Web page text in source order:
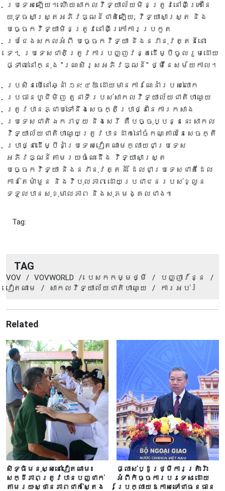
ប្រទេសឡើយ។ ហើយសាកលវិទ្យាល័យមិនត្រូវនៅពីក្រៅនៃ
យុទ្ធសាស្ត្រអភិវឌ្ឍន៍ជាតិឡើយ; វិទ្យាសាស្ត្រ និង
បច្ចេកវិទ្យាមិនត្រូវនៅពីក្រៅការប្រកួត
ប្រជែងសកលអំពី បច្ចេកវិទ្យា និងនវានុវត្តន៍នោះ
ទេ។ ប្រទេសជាតិត្រូវការបញ្ញវន្តដើម្បីចូលរួមដោយ
ផ្ទាល់នៅក្នុង "រណសិរ្សអភិវឌ្ឍន៍" ថ្មីនៃសម័យកាល។
ប្រសិនបើនៅឆ្នាំ ១៩៤៥ ដោយមានការណែនាំរបស់លោក
ប្រធានហូជីមិញ តួនាទីរបស់សាកលវិទ្យាល័យជាតិហាណូយ
ត្រូវបានភ្ជាប់ទៅនឹងសេចក្តីប្រាថ្នានៃការកសាង
ប្រទេសជាតិឯករាជ្យ និងសេរី គឺបច្ចុប្បន្ននេះ សាកល
វិទ្យាល័យជាតិហាណូយត្រូវបានដាក់នៅចំកណ្តាលនៃសេចក្តី
ប្រាថ្នាដើម្បីនាំប្រទេសវៀតណាមក្លាយជាប្រទេស
អភិវឌ្ឍន៍តាមរយៈចំណេះដឹង វិទ្យាសាស្ត្រ
បច្ចេកវិទ្យា និងនវានុវត្តន៍ ដែលជាប្រទេសជាតិដែល
កាន់តែមាំមួន និងវិបុលភាព ដោយប្រជាជនរបស់ខ្លួន
ទទួលបានសុខុមាលភាព និងសុភមង្គលជាង៕
Tag:
TAG
VOV / VOVWORLD / បេសកកម្មថ្មី / បញ្ញាវ័ន្ន
/
វៀតណាម
/ សាកលវិទ្យាល័យជាតិហាណូយ / ការអប់​រំ​
Related
សិទ្ធិមនុស្សនៅវៀតណាម៖
សក្ខីភាពត្រូវបានបញ្ជាក់
តាមរយៈស្ថានភាពជាក់ស្តែង
ផ្លាស់ប្ដូរថ្មីការត្រិះរិះ
អំពីកិច្ចការបរទេស ដោយ
ប្រែក្លាយឱកាសទៅជាធនធាន